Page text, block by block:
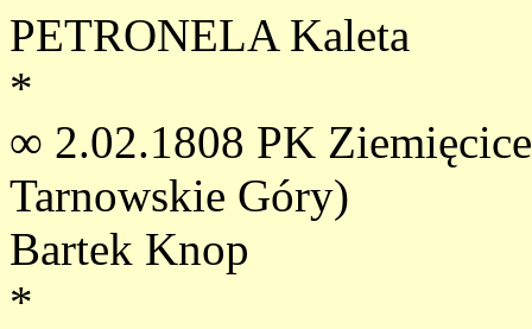
PETRONELA Kaleta
*
∞ 2.02.1808 PK
Tarnowskie Góry)
Bartek Knop
*